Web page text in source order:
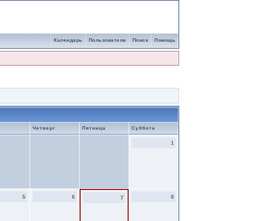
Помощь
Поиск
Пользователи
Календарь
Четверг Пятница Суббота
1
5 6 7 8